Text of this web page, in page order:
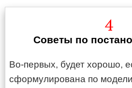
4
Советы по
Во-первых, будет хорошо,
сформулирована по